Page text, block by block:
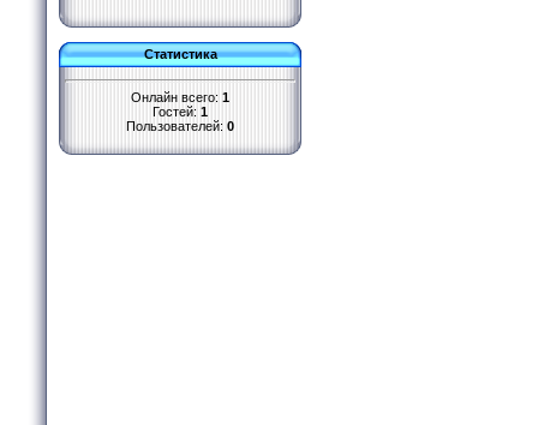
Статистика
Онлайн всего: 1
Гостей: 1
Пользователей: 0